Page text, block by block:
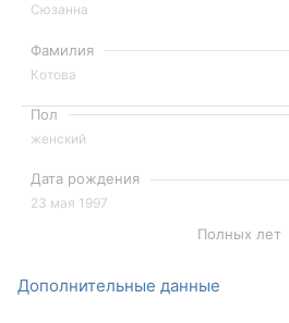
Сюзанна
Фамилия
Котова
Пол
женский
Дата рождения
23 мая 1997
Полных лет
Дополнительные данные